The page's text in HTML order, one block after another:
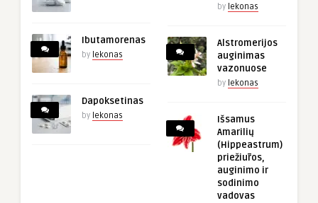
Ibutamorenas
by lekonas
Dapoksetinas
by lekonas
by lekonas
Alstromerijos
auginimas
vazonuose
by lekonas
Išsamus
Amarilių
(Hippeastrum)
priežiūros,
auginimo ir
sodinimo
vadovas